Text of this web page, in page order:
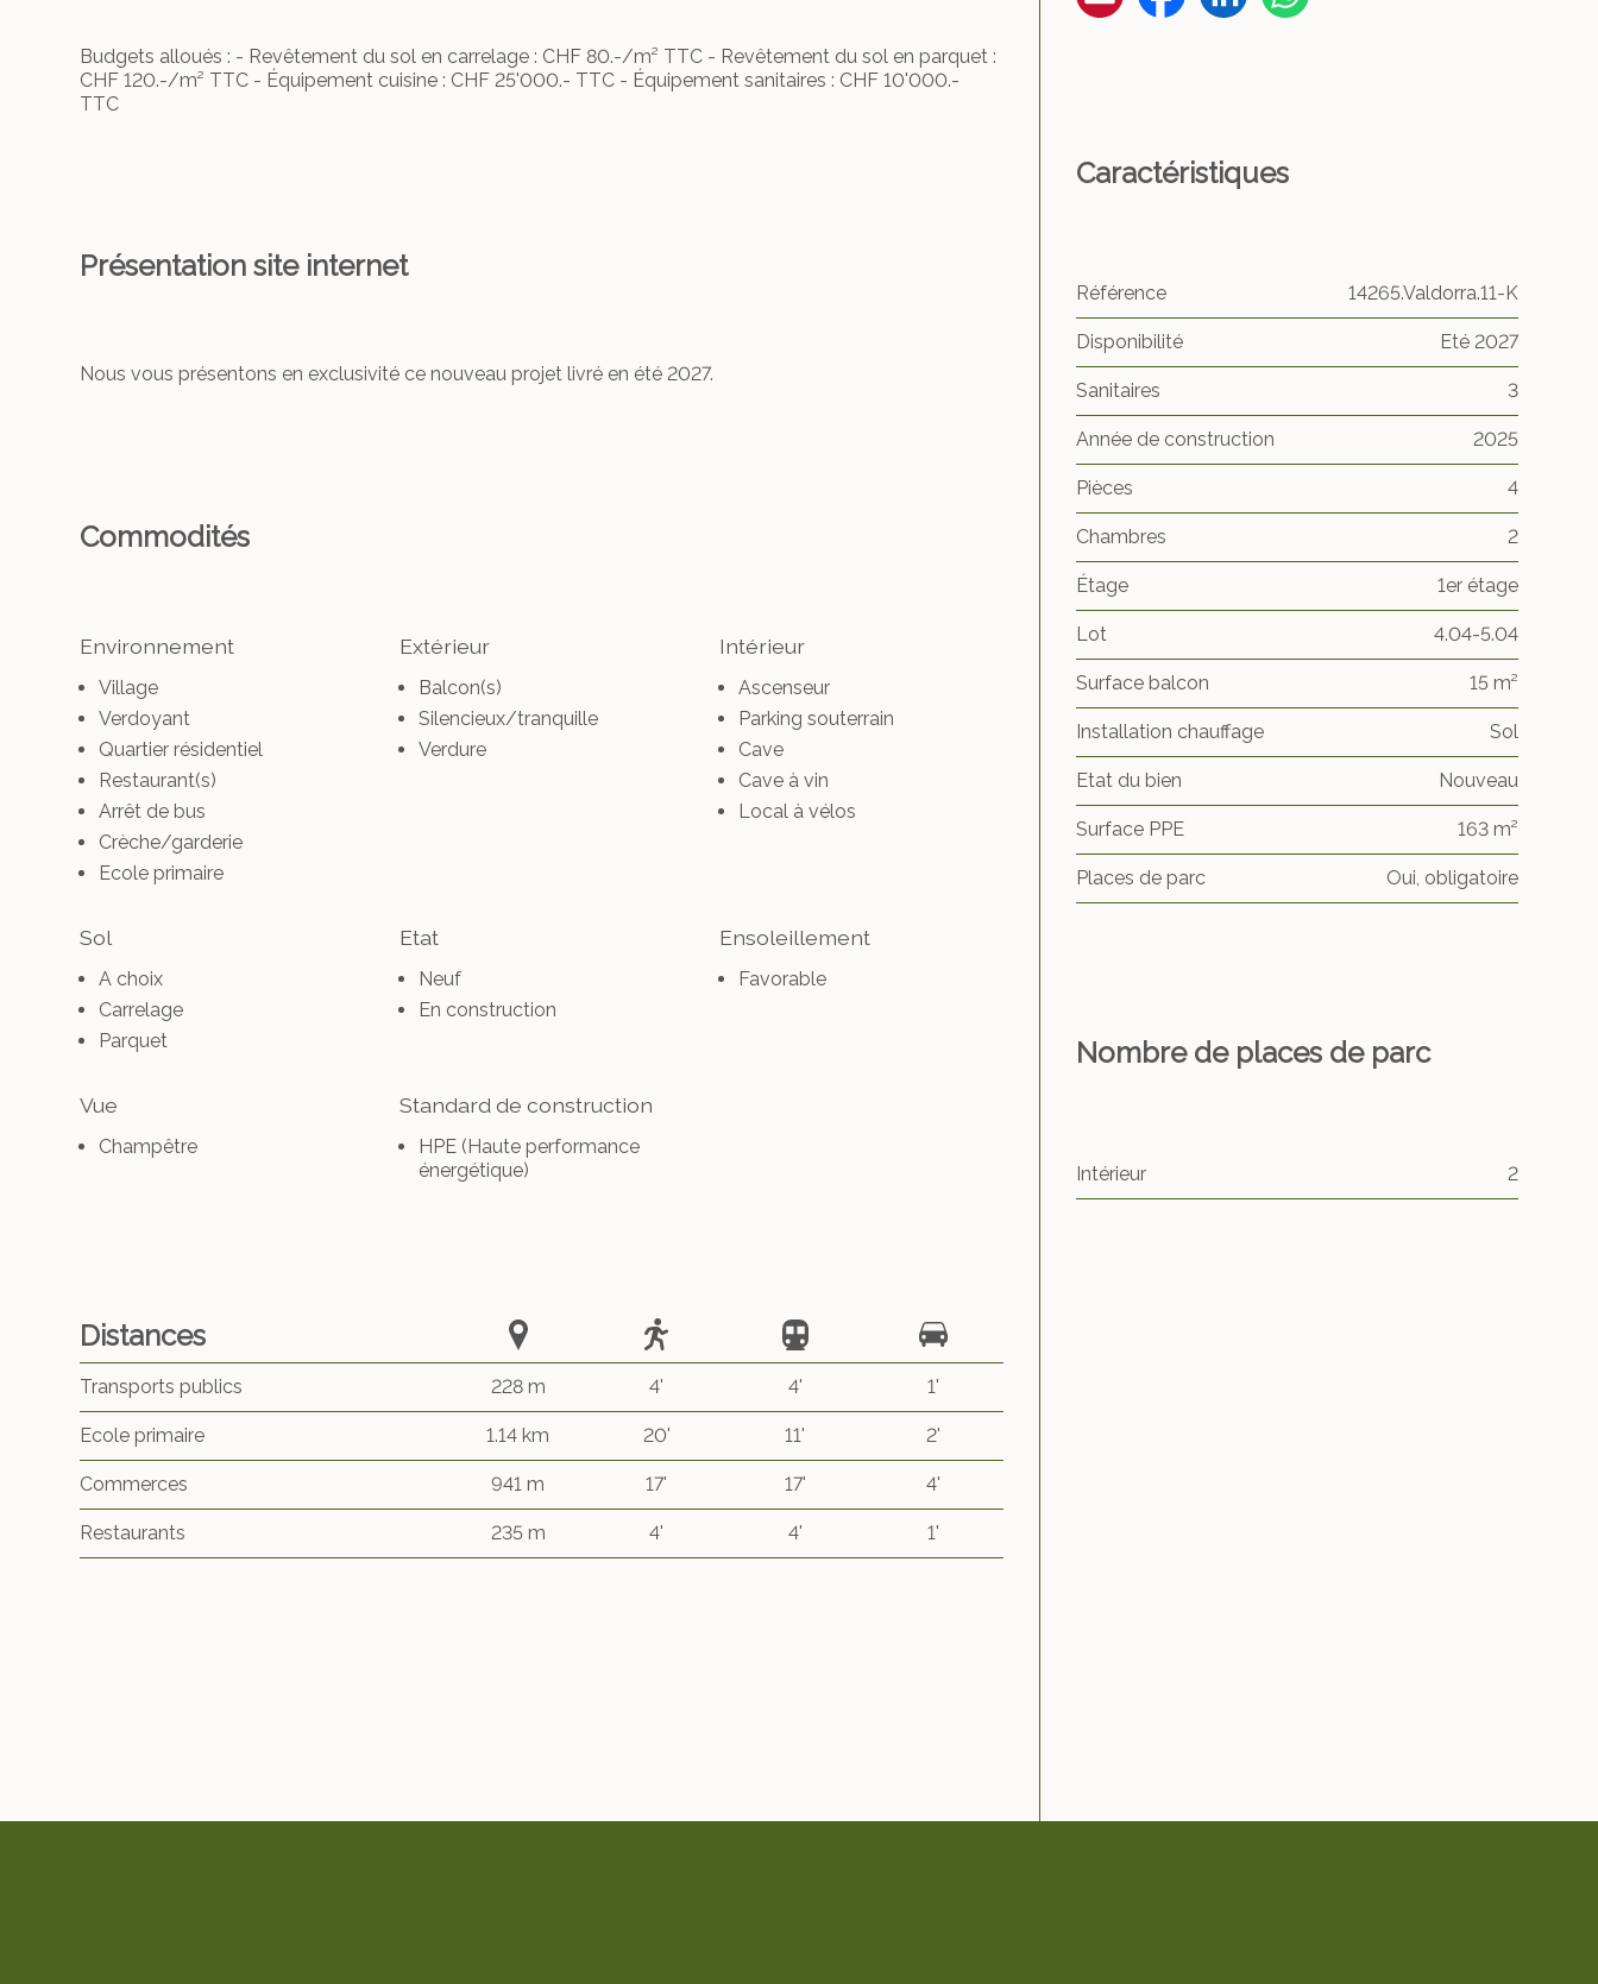
Budgets alloués : - Revêtement du sol en carrelage : CHF 80.-/m² TTC - Revêtement du sol en parquet :
CHF 120.-/m² TTC - Équipement cuisine : CHF 25'000.- TTC - Équipement sanitaires : CHF 10'000.-
TTC
Présentation site internet
Nous vous présentons en exclusivité ce nouveau projet livré en été 2027.
Commodités
Environnement
Village
Verdoyant
Quartier résidentiel
Restaurant(s)
Arrêt de bus
Crèche/garderie
Ecole primaire
Extérieur
Balcon(s)
Silencieux/tranquille
Verdure
Intérieur
Ascenseur
Parking souterrain
Cave
Cave à vin
Local à vélos
Sol
A choix
Carrelage
Parquet
Etat
Neuf
En construction
Ensoleillement
Favorable
Vue
Champêtre
Standard de construction
HPE (Haute performance
énergétique)
Distances
Transports publics 228 m 4' 4' 1'
Ecole primaire 1.14 km 20' 11' 2'
Commerces 941 m 17' 17' 4'
Restaurants 235 m 4' 4' 1'
Caractéristiques
Référence 14265.Valdorra.11-K
Disponibilité Eté 2027
Sanitaires 3
Année de construction 2025
Pièces 4
Chambres 2
Étage 1er étage
Lot 4.04-5.04
Surface balcon 15 m²
Installation chauffage Sol
Etat du bien Nouveau
Surface PPE 163 m²
Places de parc Oui, obligatoire
Nombre de places de parc
Intérieur 2